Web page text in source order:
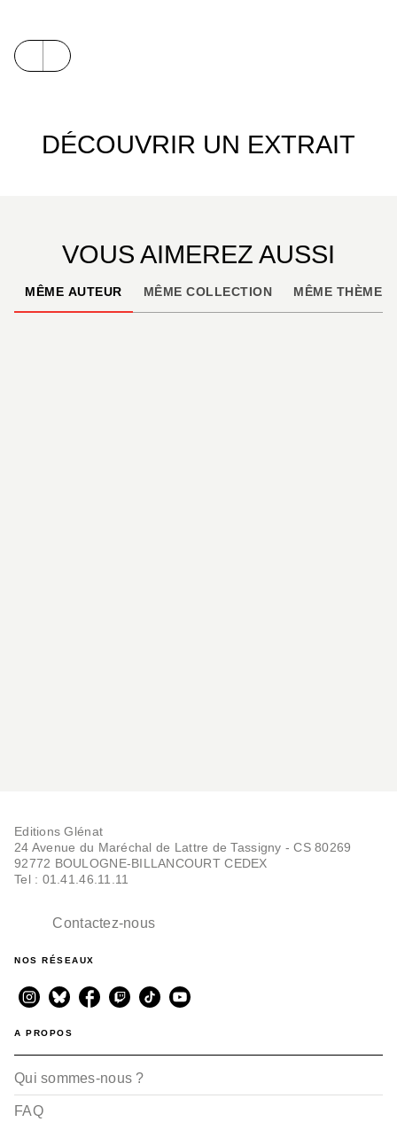
DÉCOUVRIR UN EXTRAIT
VOUS AIMEREZ AUSSI
MÊME AUTEUR MÊME COLLECTION MÊME THÈME
Editions Glénat
24 Avenue du Maréchal de Lattre de Tassigny - CS 80269
92772 BOULOGNE-BILLANCOURT CEDEX
Tel : 01.41.46.11.11
Contactez-nous
NOS RÉSEAUX
A PROPOS
Qui sommes-nous ?
FAQ